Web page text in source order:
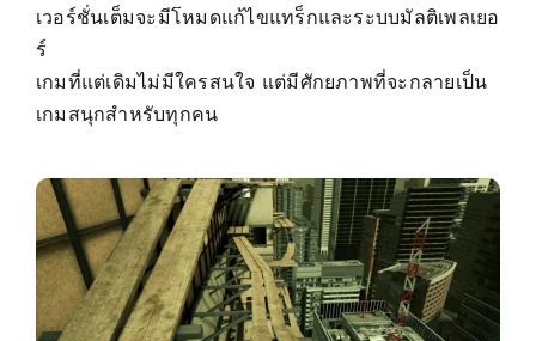
เวอร์ชั่นเต็มจะมีโหมดแก้ไขแทร็กและระบบมัลติเพลเยอ
ร์
เกมที่แต่เดิมไม่มีใครสนใจ แต่มีศักยภาพที่จะกลายเป็น
เกมสนุกสำหรับทุกคน